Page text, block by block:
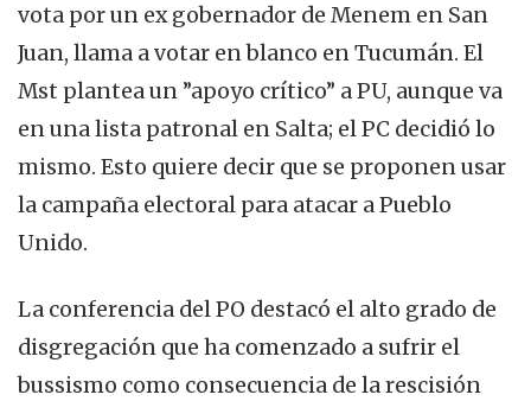
vota por un ex gobernador de Menem en San
Juan, llama a votar en blanco en Tucumán. El
Mst plantea un ”apoyo crítico” a PU, aunque va
en una lista patronal en Salta; el PC decidió lo
mismo. Esto quiere decir que se proponen usar
la campaña electoral para atacar a Pueblo
Unido.
La conferencia del PO destacó el alto grado de
disgregación que ha comenzado a sufrir el
bussismo como consecuencia de la rescisión